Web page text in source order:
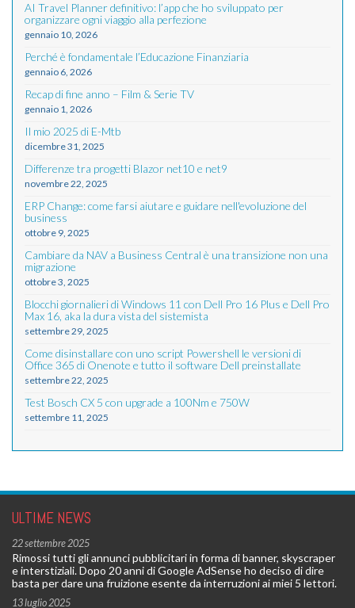
AI Travel Planner definitivo: l’app che ho sviluppato per
organizzare ogni viaggio alla perfezione
gennaio 10, 2026
Perché è fondamentale l’Educazione Finanziaria
gennaio 6, 2026
Recap di fine anno – Film & Serie TV
gennaio 1, 2026
Il mio 2025 di E-Mtb
dicembre 31, 2025
Differenze tra progetti Blazor net10 e net9
novembre 22, 2025
ERP Change: come farsi aiutare e guidare nell'evoluzione del
business
ottobre 9, 2025
Cambiare da NAV a Business Central è una transizione non una
migrazione
ottobre 3, 2025
Blocchi giornalieri di Windows 11 con Dell Pro 16 Plus e Dell Pro
Max 16, aka la dura vista del sistemista
settembre 29, 2025
Come disinstallare con uno script Powershell le versioni di
Office 365 di Onenote e tutto il software Dell preinstallate
settembre 22, 2025
Test Bosch CX 5 con upgrade a 100Nm e 750W
settembre 11, 2025
ULTIME NEWS
22 settembre 2025
Rimossi tutti gli annunci pubblicitari in forma di banner, skyscraper
e interstiziali. Dopo 20 anni di Google AdSense ho deciso di dire
basta per dare una fruizione esente da interruzioni ai miei 5 lettori.
13 luglio 2025